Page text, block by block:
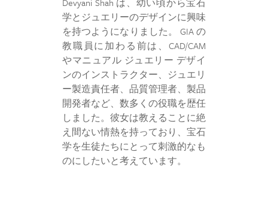
学とジュエリーのデザインに興味
を持つようになりました。 GIA の
教職員に加わる前は、CAD/CAM
やマニュアル ジュエリー デザイ
ンのインストラクター、ジュエリ
ー製造責任者、品質管理者、製品
開発者など、数多くの役職を歴任
しました。彼女は教えることに絶
え間ない情熱を持っており、宝石
学を生徒たちにとって刺激的なも
のにしたいと考えています。